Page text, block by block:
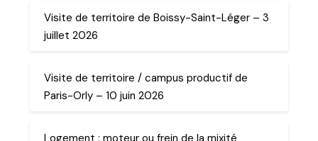
Visite de territoire de Boissy-Saint-Léger – 3
juillet 2026
Visite de territoire / campus productif de
Paris-Orly – 10 juin 2026
Logement : moteur ou frein de la mixité